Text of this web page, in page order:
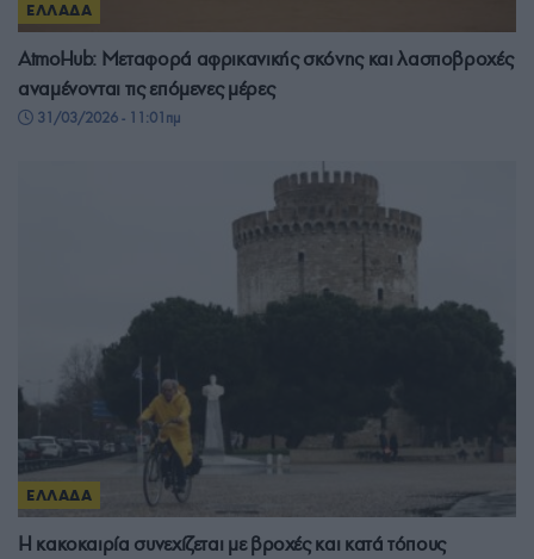
ΕΛΛΑΔΑ
AtmoHub: Μεταφορά αφρικανικής σκόνης και λασποβροχές
αναμένονται τις επόμενες μέρες
31/03/2026 - 11:01πμ
ΕΛΛΑΔΑ
Η κακοκαιρία συνεχίζεται με βροχές και κατά τόπους